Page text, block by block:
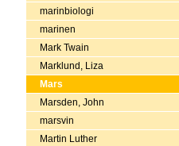
marinbiologi
marinen
Mark Twain
Marklund, Liza
Mars
Marsden, John
marsvin
Martin Luther